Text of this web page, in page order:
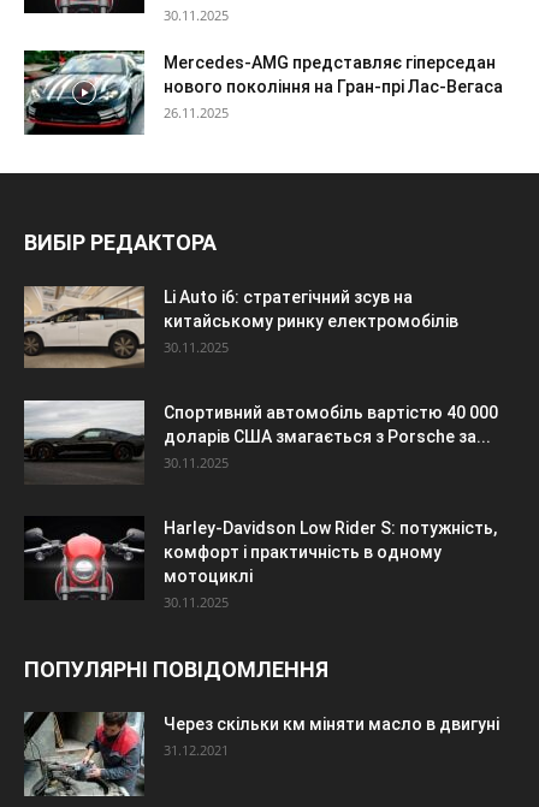
30.11.2025
Mercedes-AMG представляє гіперседан
нового покоління на Гран-прі Лас-Вегаса
26.11.2025
ВИБІР РЕДАКТОРА
Li Auto i6: стратегічний зсув на
китайському ринку електромобілів
30.11.2025
Спортивний автомобіль вартістю 40 000
доларів США змагається з Porsche за...
30.11.2025
Harley-Davidson Low Rider S: потужність,
комфорт і практичність в одному
мотоциклі
30.11.2025
ПОПУЛЯРНІ ПОВІДОМЛЕННЯ
Через скільки км міняти масло в двигуні
31.12.2021